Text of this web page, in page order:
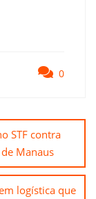
0
STF contra
Manaus
logística que